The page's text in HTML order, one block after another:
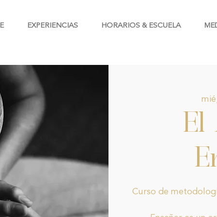
EXPERIENCIAS HORARIOS & ESCUELA
El
Curso de